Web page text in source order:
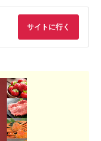
サイトに行く